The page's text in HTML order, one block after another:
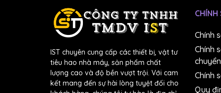
#7000
#8000
Dung dịch chuẩn pH
Máy đúc
Bút đo NO3-
IST chuyên cung cấp các thiết bị, vật tư
tiêu hao nhà máy, sản phẩm chất
lượng cao và độ bền vượt trội. Với cam
kết mang đến sự hài lòng tuyệt đối cho
CHÍNH
Chính
Chính
chuyển
Chính
Quy